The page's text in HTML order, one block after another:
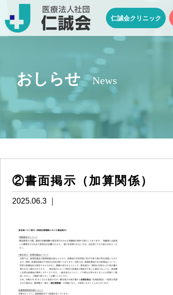
仁誠会クリニック
おしらせ News
②書面掲示（加算関係）
2025.06.3 ｜